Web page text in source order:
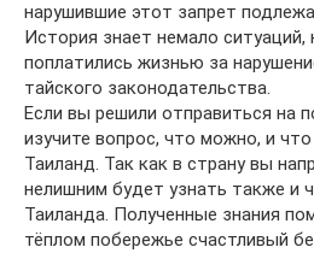
нарушившие этот запрет
История знает немало ситуаций,
поплатились жизнью за
тайского законодательства.
Если вы решили отправиться на
изучите вопрос, что можно, и
Таиланд. Так как в страну вы
нелишним будет узнать также и
Таиланда. Полученные знания
тёплом побережье счастливый